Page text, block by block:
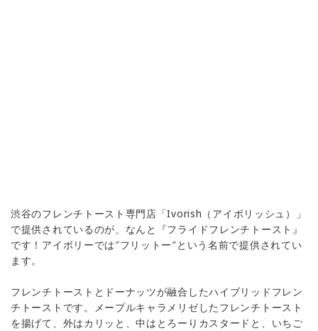
渋谷のフレンチトースト専門店「Ivorish（アイボリッシュ）」
で提供されているのが、なんと『フライドフレンチトースト』
です！アイボリーでは″フリットー″という名前で提供されてい
ます。
フレンチトーストとドーナッツが融合したハイブリッドフレン
チトーストです。メープルキャラメリゼしたフレンチトースト
を揚げて、外はカリッと、中はとろーりカスタードと、いちご